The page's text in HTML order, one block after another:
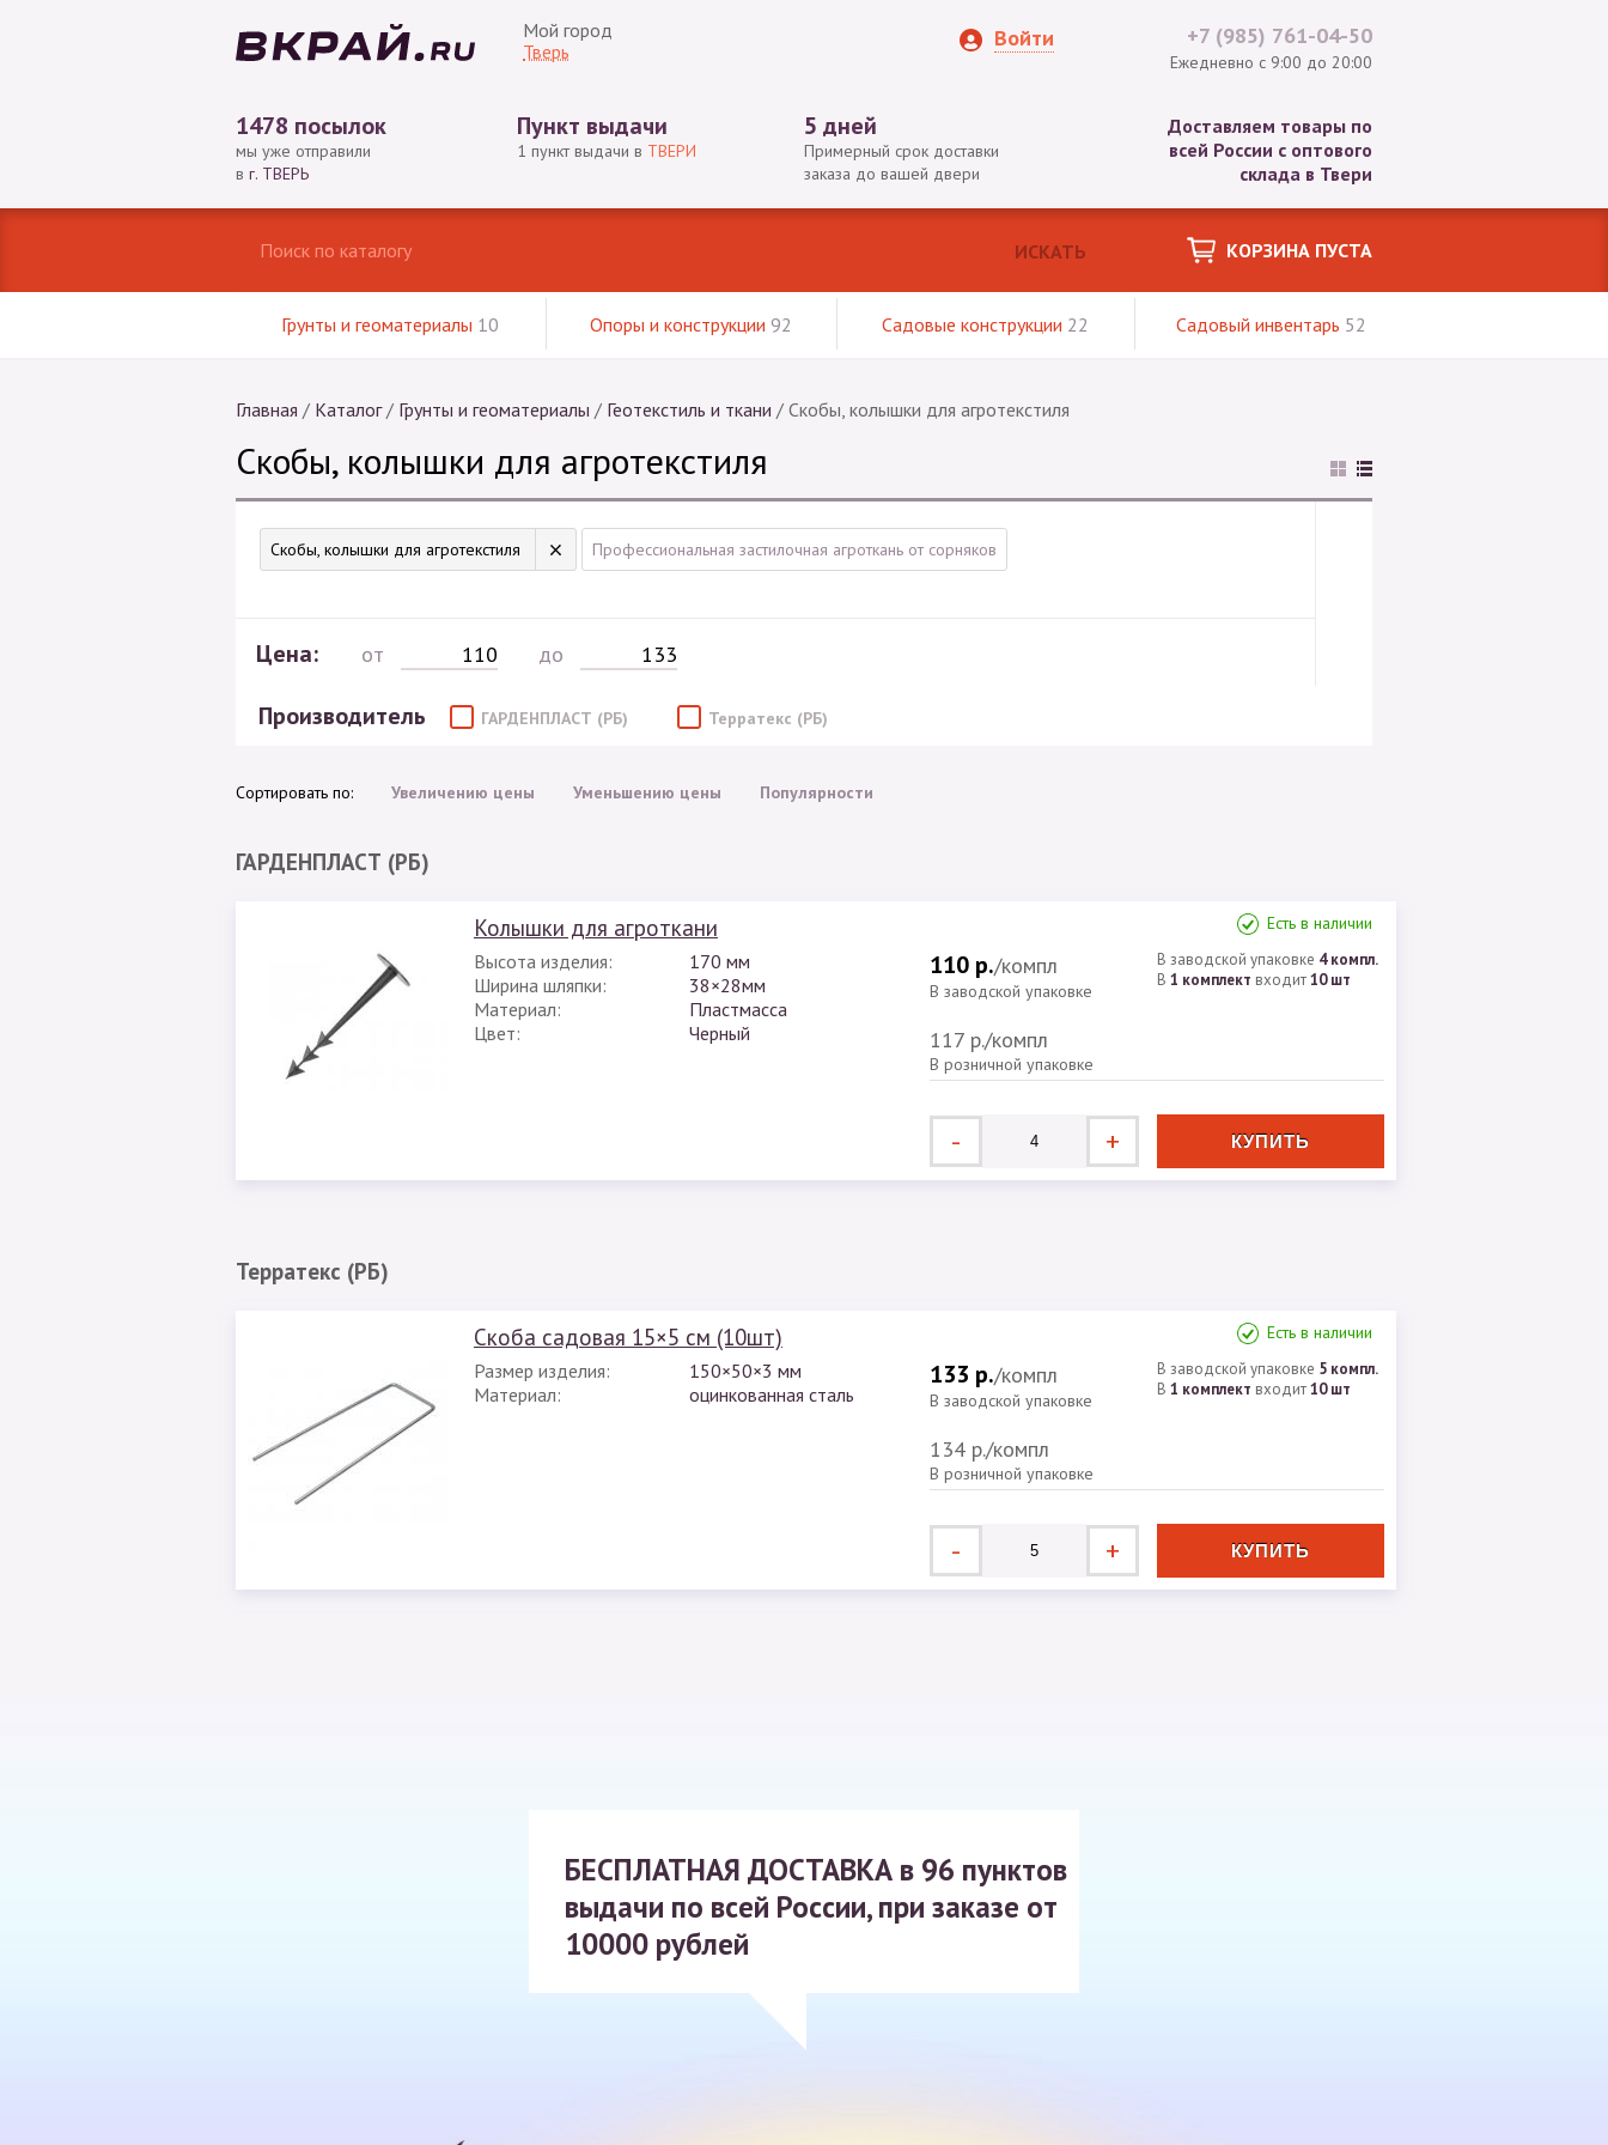
Мой город
Тверь
Войти +7 (985) 761-04-50
Ежедневно с 9:00 до 20:00
1478 посылок
мы уже отправили
в г. ТВЕРЬ
Пункт выдачи
1 пункт выдачи в ТВЕРИ
5 дней
Примерный срок доставки
заказа до вашей двери
Доставляем товары по
всей России с оптового
склада в Твери
КОРЗИНА ПУСТА
Грунты и геоматериалы 10 Опоры и конструкции 92 Садовые конструкции 22 Садовый инвентарь 52
Главная / Каталог / Грунты и геоматериалы / Геотекстиль и ткани / Скобы, колышки для агротекстиля
Скобы, колышки для агротекстиля
Скобы, колышки для агротекстиля Профессиональная застилочная агроткань от сорняков
Цена: от до
Производитель ГАРДЕНПЛАСТ (РБ) Терратекс (РБ)
Сортировать по: Увеличению цены Уменьшению цены Популярности
ГАРДЕНПЛАСТ (РБ)
Колышки для агроткани Есть в наличии
Высота изделия:
170 мм
Ширина шляпки:
38×28мм
Материал:
Пластмасса
Цвет:
Черный
110 р./компл
В заводской упаковке
117 р./компл
В розничной упаковке
В заводской упаковке 4 компл.
В 1 комплект входит10 шт
- +
Терратекс (РБ)
Скоба садовая 15×5 см (10шт) Есть в наличии
Размер изделия:
150×50×3 мм
Материал:
оцинкованная сталь
133 р./компл
В заводской упаковке
134 р./компл
В розничной упаковке
В заводской упаковке 5 компл.
В 1 комплект входит10 шт
- +
БЕСПЛАТНАЯ ДОСТАВКА в 96 пунктов
выдачи по всей России, при заказе от
10000 рублей